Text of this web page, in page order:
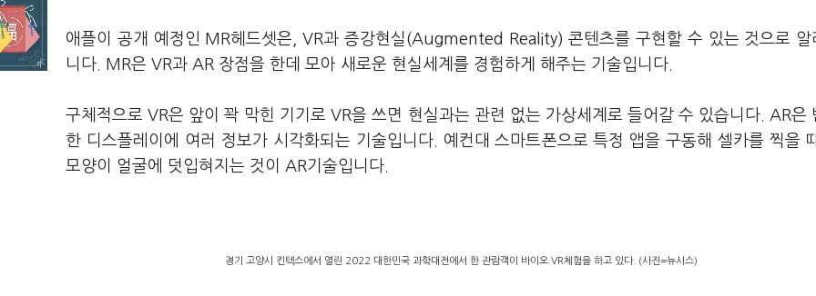
애플이 공개 예정인 MR헤드셋은, VR과 증강현실(Augmented Reality) 콘텐츠를 구현할 수 있는 것으로 알
니다. MR은 VR과 AR 장점을 한데 모아 새로운 현실세계를 경험하게 해주는 기술입니다.
구체적으로 VR은 앞이 꽉 막힌 기기로 VR을 쓰면 현실과는 관련 없는 가상세계로 들어갈 수 있습니다. AR은
한 디스플레이에 여러 정보가 시각화되는 기술입니다. 예컨대 스마트폰으로 특정 앱을 구동해 셀카를 찍을
모양이 얼굴에 덧입혀지는 것이 AR기술입니다.
경기 고양시 킨텍스에서 열린 2022 대한민국 과학대전에서 한 관람객이 바이오 VR체험을 하고 있다. (사진=뉴시스)